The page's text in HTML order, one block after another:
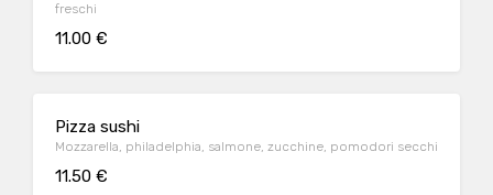
freschi
11.00 €
Pizza sushi
Mozzarella, philadelphia, salmone, zucchine, pomodori secchi
11.50 €